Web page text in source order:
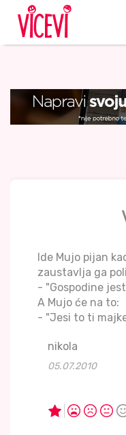
Ide Mujo pijan
zaustavlja ga
- "Gospodine
A Mujo će na to:
- "Jesi to ti
nikola
05.07.2010